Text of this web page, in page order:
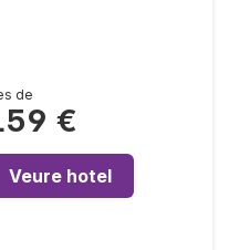
de
€
Veure hotel